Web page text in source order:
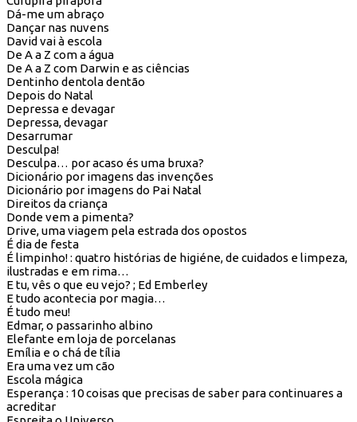
Dá-me um abraço
Dançar nas nuvens
David vai à escola
De A a Z com a água
De A a Z com Darwin e as ciências
Dentinho dentola dentão
Depois do Natal
Depressa e devagar
Depressa, devagar
Desarrumar
Desculpa!
Desculpa… por acaso és uma bruxa?
Dicionário por imagens das invenções
Dicionário por imagens do Pai Natal
Direitos da criança
Donde vem a pimenta?
Drive, uma viagem pela estrada dos opostos
É dia de festa
É limpinho! : quatro histórias de higiéne, de cuidados e limpeza,
ilustradas e em rima…
E tu, vês o que eu vejo? ; Ed Emberley
E tudo acontecia por magia…
É tudo meu!
Edmar, o passarinho albino
Elefante em loja de porcelanas
Emília e o chá de tília
Era uma vez um cão
Escola mágica
Esperança : 10 coisas que precisas de saber para continuares a
acreditar